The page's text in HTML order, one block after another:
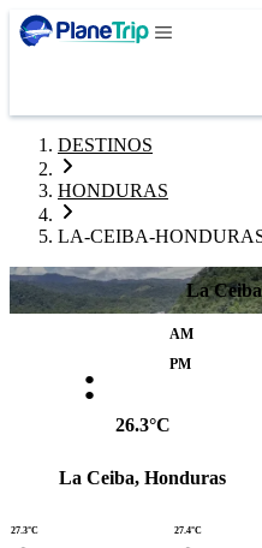
DESTINOS
HONDURAS
LA-CEIBA-
La
:
AM
PM
26.3°C
La Ceiba, Honduras
27.3°C 27.4°C